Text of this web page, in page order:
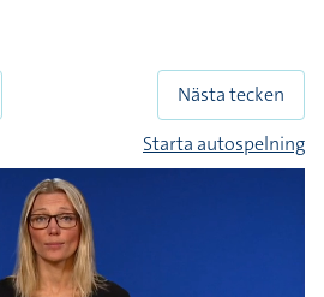
Nästa tecken
Starta autospelning